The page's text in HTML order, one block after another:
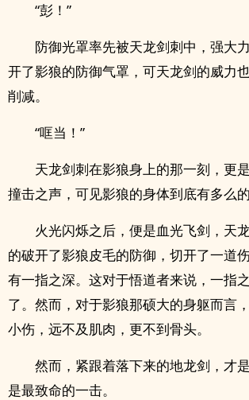
“彭！”
防御光罩率先被天龙剑刺中，强大
开了影狼的防御气罩，可天龙剑的威力
削减。
“哐当！”
天龙剑刺在影狼身上的那一刻，更
撞击之声，可见影狼的身体到底有多么的
火光闪烁之后，便是血光飞剑，天
的破开了影狼皮毛的防御，切开了一道
有一指之深。这对于悟道者来说，一指
了。然而，对于影狼那硕大的身躯而言
小伤，远不及肌肉，更不到骨头。
然而，紧跟着落下来的地龙剑，才
是最致命的一击。